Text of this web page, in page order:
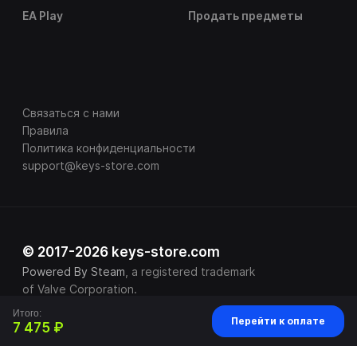
Итого:
7 475 ₽ Перейти к оплате
EA Play
Продать предметы
Связаться с нами
Правила
Политика конфиденциальности
support@keys-store.com
© 2017-2026 keys-store.com
Powered By Steam , a registered trademark
of Valve Corporation.